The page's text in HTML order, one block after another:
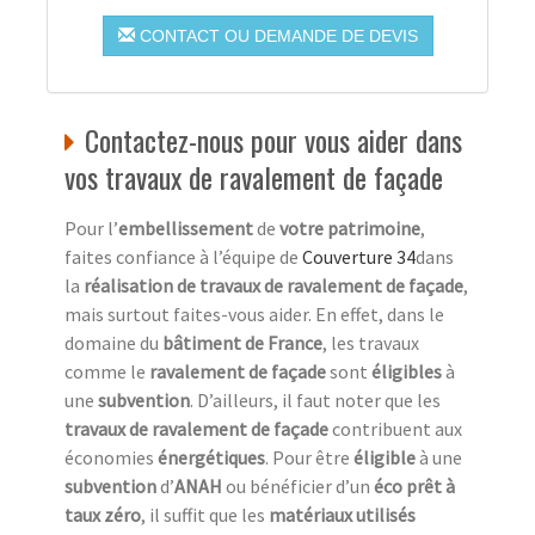
CONTACT OU DEMANDE DE DEVIS
Contactez-nous pour vous aider dans
vos travaux de ravalement de façade
Pour l’embellissementde votre patrimoine,
faites confiance à l’équipe de Couverture 34dans
la réalisation de travaux de ravalement de façade,
mais surtout faites-vous aider. En effet, dans le
domaine du bâtiment de France, les travaux
comme le ravalement de façadesont éligiblesà
une subvention. D’ailleurs, il faut noter que les
travaux de ravalement de façadecontribuent aux
économies énergétiques. Pour être éligibleà une
subventiond’ANAH ou bénéficier d’un éco prêt à
taux zéro, il suffit que les matériaux utilisés